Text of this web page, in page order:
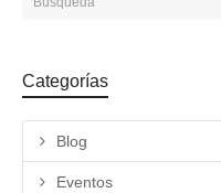
Categorías
Blog
Eventos